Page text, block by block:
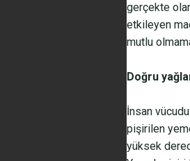
gerçekte
etkileyen
mutlu
Doğru
İnsan
pişirilen
yüksek